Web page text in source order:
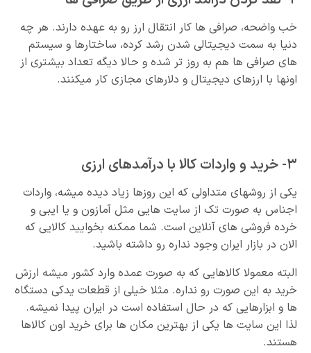
خب واضحه، صرافی ها کار انتقال ارز رو به عهده دارند. هر چه
دنیا به سمت دیجیتالی شدن رشد کرده، ساختارها و سیستم
های صرافی ها هم به روز تر شده و حالا دیگه تعداد بیشتری از
اونها با ارزهای دیجیتال و دلارهای مجازی کار میکنند.
۳- خرید و واردات کالا با درآمدهای ارزی
یکی از روشهای متداولی که این روزها زیاد دیده میشه، واردات
اجناس به صورت تک از سایت هایی مثل آمازون و یا ایبی و
خرده فروشی های آنلاین است. شما ممکنه بخوایید کالایی که
الان در بازار ایران وجود نداره رو داشته باشید.
البته معمولا کالاهایی که به صورت عمده وارد کشور میشه ارزش
خرید به این صورت رو نداره. مثلا خیلی از قطعات یدکی دستگاه
ها و ابزارهایی که در حال استفاده است در ایران پیدا نمیشه.
لذا این سایت ها یکی از بهترین مکان ها برای خرید اون کالاها
هستند.